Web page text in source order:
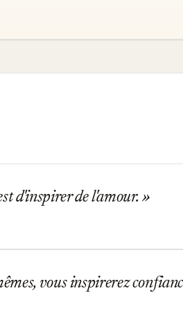
d'inspirer de l'amour.
vous inspirerez